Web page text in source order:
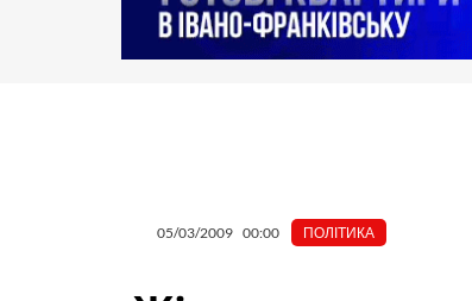
05/03/2009 00:00 ПОЛІТИКА